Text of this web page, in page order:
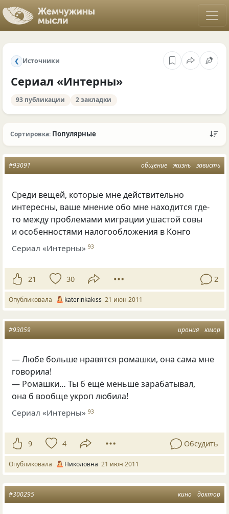
❮ Источники
Сериал «Интерны»
93 публикации 2 закладки
Сортировка: Популярные
общение жизнь зависть
#93091
Среди вещей, которые мне действительно
интересны, ваше мнение обо мне находится где-
то между проблемами миграции ушастой совы
и особенностями налогообложения в Конго
Сериал «Интерны» 93
21 30 2
Опубликовала katerinkakiss 21 июн 2011
ирония юмор
#93059
— Любе больше нравятся ромашки, она сама мне
говорила!
— Ромашки… Ты б ещё меньше зарабатывал,
она б вообще укроп любила!
Сериал «Интерны» 93
9 4 Обсудить
Опубликовала Николовна 21 июн 2011
кино доктор
#300295